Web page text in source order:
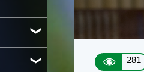
281